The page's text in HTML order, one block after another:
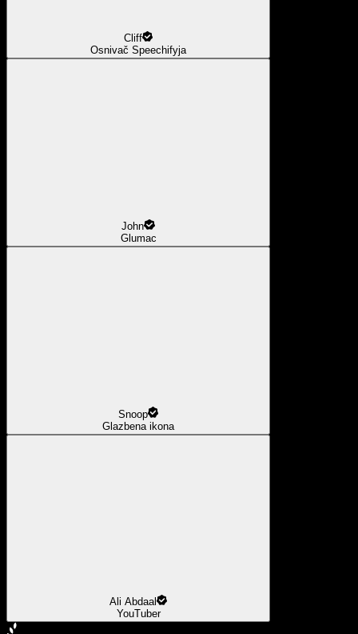
Cliff
Osnivač Speechifyja
John
Glumac
Snoop
Glazbena ikona
Ali Abdaal
YouTuber